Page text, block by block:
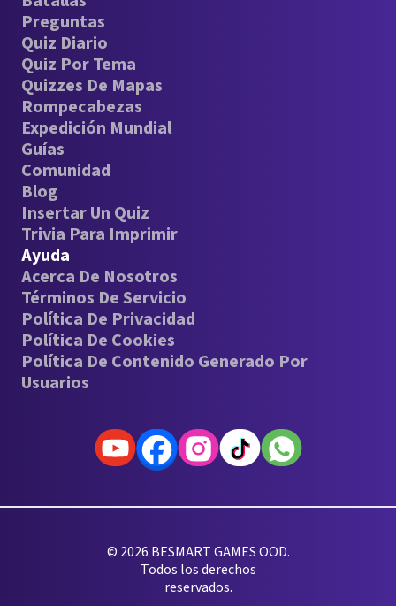
Preguntas
Quiz Diario
Quiz Por Tema
Quizzes De Mapas
Rompecabezas
Expedición Mundial
Guías
Comunidad
Blog
Insertar Un Quiz
Trivia Para Imprimir
Ayuda
Acerca De Nosotros
Términos De Servicio
Política De Privacidad
Política De Cookies
Política De Contenido Generado Por
Usuarios
© 2026 BESMART GAMES OOD.
Todos los derechos
reservados.